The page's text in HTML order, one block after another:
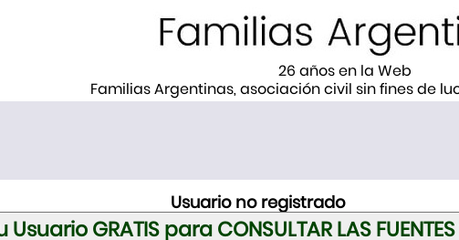
26 años en la Web
Familias Argentinas, asociación civil sin fines de
Usuario no registrado